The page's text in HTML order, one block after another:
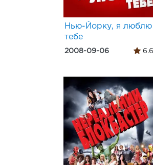
Нью-Йорку, я люблю
тебе
2008-09-06